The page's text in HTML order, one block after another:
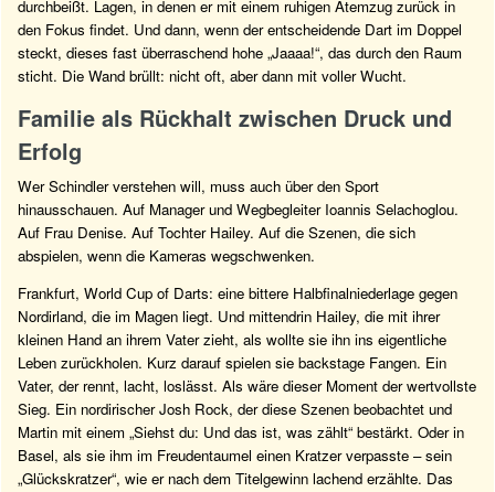
durchbeißt. Lagen, in denen er mit einem ruhigen Atemzug zurück in
den Fokus findet. Und dann, wenn der entscheidende Dart im Doppel
steckt, dieses fast überraschend hohe „Jaaaa!“, das durch den Raum
sticht. Die Wand brüllt: nicht oft, aber dann mit voller Wucht.
Familie als Rückhalt zwischen Druck und
Erfolg
Wer Schindler verstehen will, muss auch über den Sport
hinausschauen. Auf Manager und Wegbegleiter Ioannis Selachoglou.
Auf Frau Denise. Auf Tochter Hailey. Auf die Szenen, die sich
abspielen, wenn die Kameras wegschwenken.
Frankfurt, World Cup of Darts: eine bittere Halbfinalniederlage gegen
Nordirland, die im Magen liegt. Und mittendrin Hailey, die mit ihrer
kleinen Hand an ihrem Vater zieht, als wollte sie ihn ins eigentliche
Leben zurückholen. Kurz darauf spielen sie backstage Fangen. Ein
Vater, der rennt, lacht, loslässt. Als wäre dieser Moment der wertvollste
Sieg. Ein nordirischer Josh Rock, der diese Szenen beobachtet und
Martin mit einem „Siehst du: Und das ist, was zählt“ bestärkt. Oder in
Basel, als sie ihm im Freudentaumel einen Kratzer verpasste – sein
„Glückskratzer“, wie er nach dem Titelgewinn lachend erzählte. Das